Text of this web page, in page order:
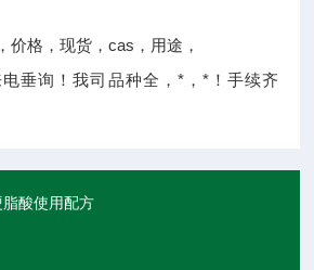
价格，现货，cas，用途，
垂询！我司品种全，*，*！手续齐
脂酸使用配方